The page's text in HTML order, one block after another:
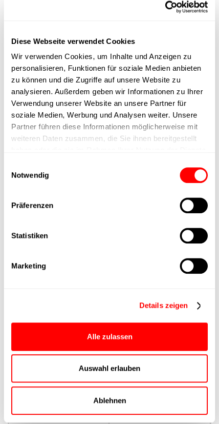
Diese Webseite verwendet Cookies
Wir verwenden Cookies, um Inhalte und Anzeigen zu
personalisieren, Funktionen für soziale Medien anbieten
zu können und die Zugriffe auf unsere Website zu
analysieren. Außerdem geben wir Informationen zu Ihrer
Verwendung unserer Website an unsere Partner für
soziale Medien, Werbung und Analysen weiter. Unsere
Partner führen diese Informationen möglicherweise mit
weiteren Daten zusammen, die Sie ihnen bereitgestellt
Notwendig
Präferenzen
Statistiken
Marketing
Details zeigen
Alle zulassen
Auswahl erlauben
Ablehnen
Positioniergenauigkeit
Nennkraft
Max. Halterkraft
Min. Hubzeit
Lieferzeit
Hauptgruppe
Max. Vorschubkraft
Produktgruppe
Parametrierung